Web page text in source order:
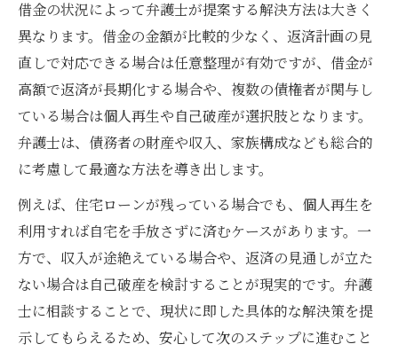
借金の状況によって弁護士が提案する解決方法は大きく
異なります。借金の金額が比較的少なく、返済計画の見
直しで対応できる場合は任意整理が有効ですが、借金が
高額で返済が長期化する場合や、複数の債権者が関与し
ている場合は個人再生や自己破産が選択肢となります。
弁護士は、債務者の財産や収入、家族構成なども総合的
に考慮して最適な方法を導き出します。
例えば、住宅ローンが残っている場合でも、個人再生を
利用すれば自宅を手放さずに済むケースがあります。一
方で、収入が途絶えている場合や、返済の見通しが立た
ない場合は自己破産を検討することが現実的です。弁護
士に相談することで、現状に即した具体的な解決策を提
示してもらえるため、安心して次のステップに進むこと